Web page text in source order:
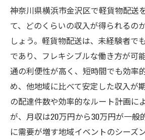
神奈川県横浜市金沢区で軽貨物配送
て、どのくらいの収入が得られるの
しょう。軽貨物配送は、未経験者で
であり、フレキシブルな働き方が可
通の利便性が高く、短時間でも効率
め、他地域に比べて安定した収入が
の配達件数や効率的なルート計画に
が、月収は20万円から30万円が一般
に需要が増す地域イベントのシーズ